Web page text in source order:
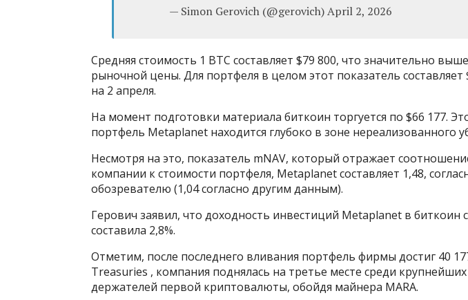
— Simon Gerovich (@gerovich) April 2, 2026
Средняя стоимость 1 BTC составляет $79 800, что значительно
рыночной цены. Для портфеля в целом этот показатель составляет
на 2 апреля.
На момент подготовки материала биткоин торгуется по $66 177.
портфель Metaplanet находится глубоко в зоне нереализованного
Несмотря на это, показатель mNAV, который отражает
компании к стоимости портфеля, Metaplanet составляет 1,48,
обозревателю (1,04 согласно другим данным).
Герович заявил, что доходность инвестиций Metaplanet в биткоин
составила 2,8%.
Отметим, после последнего вливания портфель фирмы достиг 40
Treasuries , компания поднялась на третье месте среди
держателей первой криптовалюты, обойдя майнера MARA.